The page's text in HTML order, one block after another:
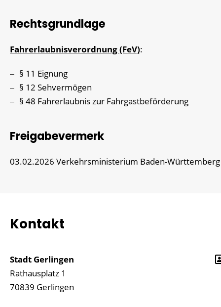
Rechtsgrundlage
Fahrerlaubnisverordnung (FeV):
§ 11 Eignung
§ 12 Sehvermögen
§ 48 Fahrerlaubnis zur Fahrgastbeförderung
Freigabevermerk
03.02.2026 Verkehrsministerium Baden-Württemberg
Kontakt
Stadt Gerlingen
Rathausplatz 1
70839 Gerlingen